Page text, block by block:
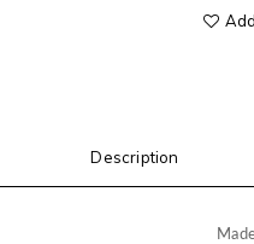
Description